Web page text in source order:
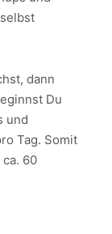
dann
Du
und
Tag. Somit
60